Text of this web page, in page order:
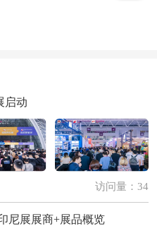
启动
访问量：34
尼展展商+展品概览